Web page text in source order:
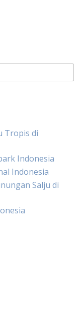
Tropis di
Indonesia
Indonesia
Salju di